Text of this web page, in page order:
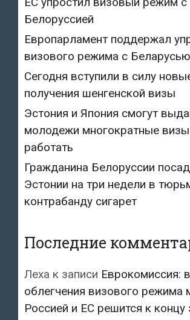
Белоруссией
Европарламент поддержал
визового режима с Беларусью
Сегодня вступили в силу
получения шенгенской визы
Эстония и Япония смогут
молодежи многократные
работать
Гражданина Белоруссии
Эстонии на три недели в
контрабанду сигарет
Последние
Леха к записи Еврокомиссия:
облегчения визового режима
Россией и ЕС решится к концу